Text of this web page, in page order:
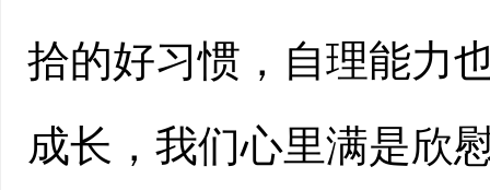
拾的好习惯，自理能力
成长，我们心里满是欣